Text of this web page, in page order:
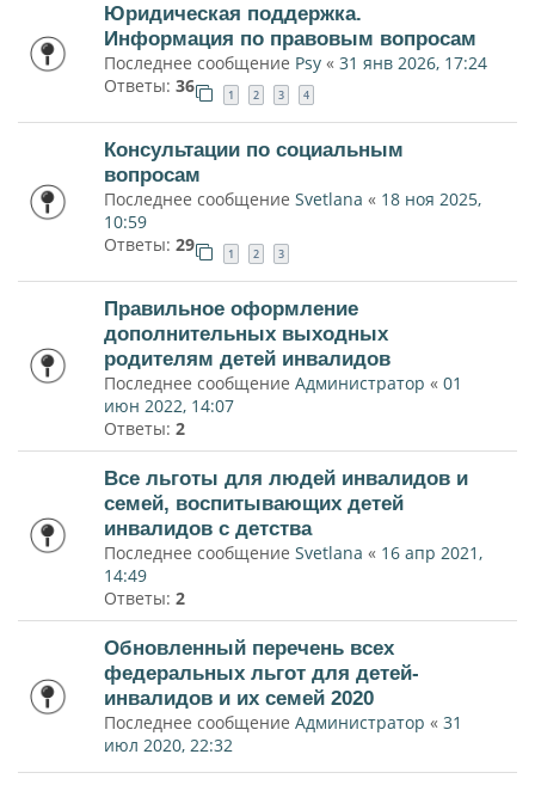
Юридическая поддержка.
Информация по правовым вопросам
Последнее сообщение Psy « 31 янв 2026, 17:24
Ответы: 36 1 2 3 4
Консультации по социальным
вопросам
Последнее сообщение Svetlana « 18 ноя 2025,
10:59
Ответы: 29 1 2 3
Правильное оформление
дополнительных выходных
родителям детей инвалидов
Последнее сообщение Администратор « 01
июн 2022, 14:07
Ответы: 2
Все льготы для людей инвалидов и
семей, воспитывающих детей
инвалидов с детства
Последнее сообщение Svetlana « 16 апр 2021,
14:49
Ответы: 2
Обновленный перечень всех
федеральных льгот для детей-
инвалидов и их семей 2020
Последнее сообщение Администратор « 31
июл 2020, 22:32